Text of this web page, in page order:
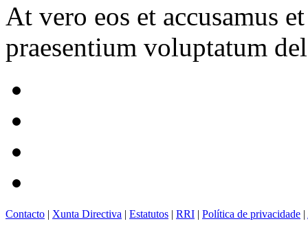
At vero eos et accusamus
praesentium voluptatum
Contacto | Xunta Directiva | Estatutos | RRI | Política de privacidade |